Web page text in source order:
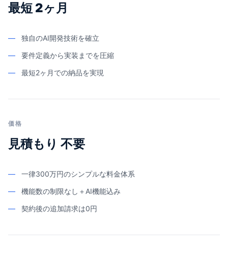
最短 2ヶ月
—
独自のAI開発技術を確立
—
要件定義から実装までを圧縮
—
最短2ヶ月での納品を実現
価格
見積もり 不要
—
一律300万円のシンプルな料金体系
—
機能数の制限なし＋AI機能込み
—
契約後の追加請求は0円